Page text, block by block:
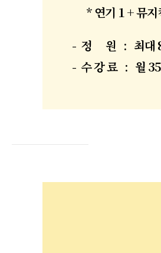
* 연기 1 + 뮤지
- 정 원 : 최대
- 수 강 료 : 월